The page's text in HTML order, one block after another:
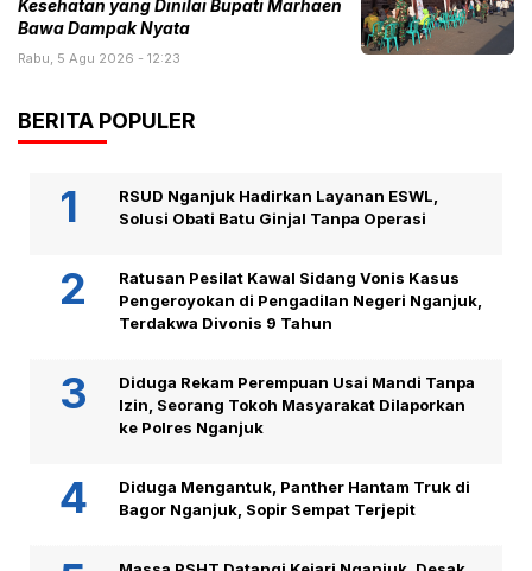
Kesehatan yang Dinilai Bupati Marhaen
Bawa Dampak Nyata
Rabu, 5 Agu 2026 - 12:23
BERITA POPULER
RSUD Nganjuk Hadirkan Layanan ESWL,
Solusi Obati Batu Ginjal Tanpa Operasi
Ratusan Pesilat Kawal Sidang Vonis Kasus
Pengeroyokan di Pengadilan Negeri Nganjuk,
Terdakwa Divonis 9 Tahun
Diduga Rekam Perempuan Usai Mandi Tanpa
Izin, Seorang Tokoh Masyarakat Dilaporkan
ke Polres Nganjuk
Diduga Mengantuk, Panther Hantam Truk di
Bagor Nganjuk, Sopir Sempat Terjepit